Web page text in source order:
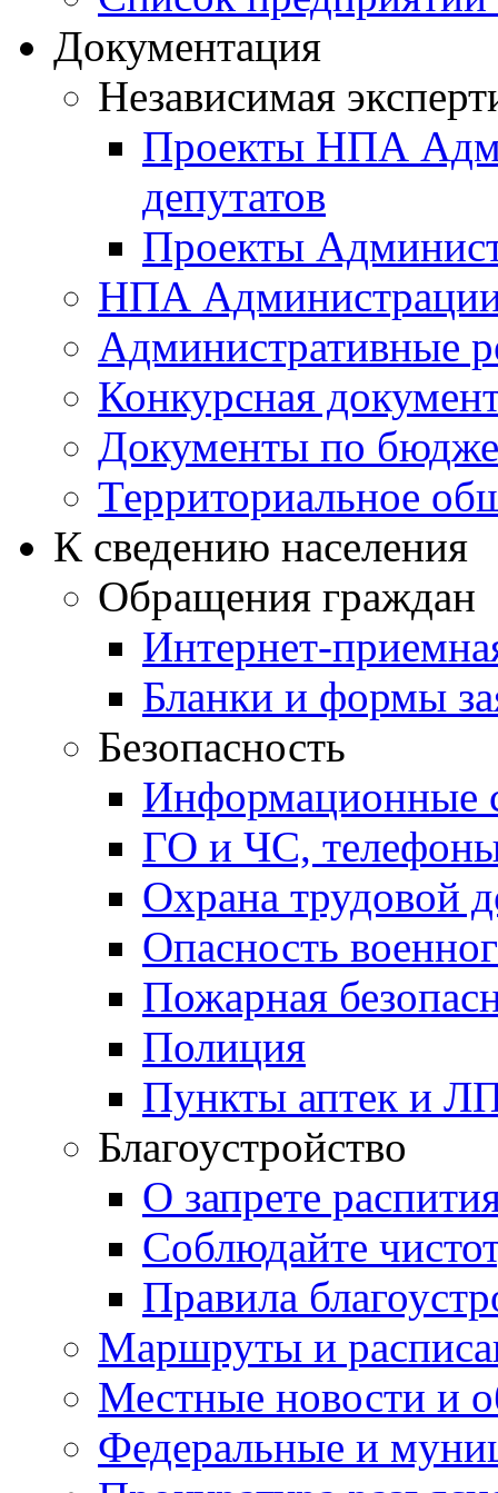
Документация
Независимая
Проекты НПА
депутатов
Проекты
НПА
Административные
Конкурсная
Документы по
Территориальное
К сведению населения
Обращения граждан
Интернет-
Бланки и формы
Безопасность
Информационные
ГО и ЧС,
Охрана трудовой
Опасность
Пожарная
Полиция
Пункты аптек и
Благоустройство
О запрете
Соблюдайте
Правила
Маршруты и
Местные новости и
Федеральные и